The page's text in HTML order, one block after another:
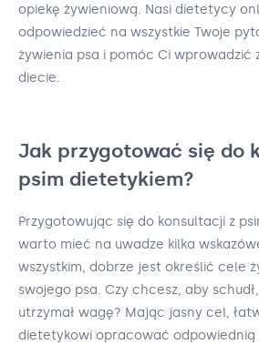
opiekę żywieniową. Nasi dietetycy
odpowiedzieć na wszystkie Twoje
żywienia psa i pomóc Ci wprowadzić
diecie.
Jak przygotować się do
psim dietetykiem?
Przygotowując się do konsultacji z
warto mieć na uwadze kilka
wszystkim, dobrze jest określić cele
swojego psa. Czy chcesz, aby
utrzymał wagę? Mając jasny cel,
dietetykowi opracować odpowiednią